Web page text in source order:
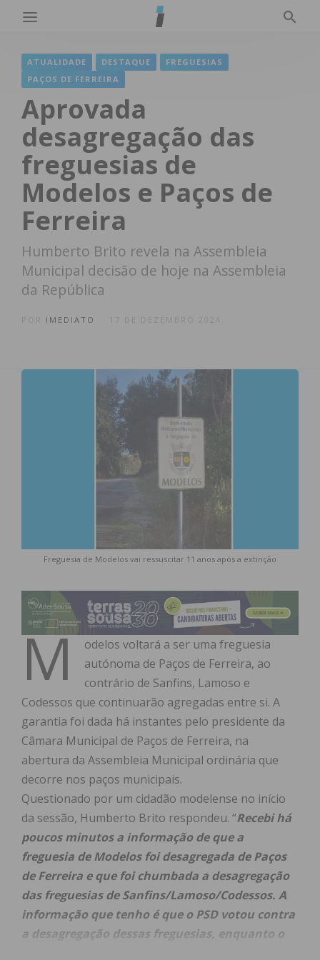
ATUALIDADE DESTAQUE
FREGUESIAS
PAÇOS DE FERREIRA
Aprovada
desagregação das
freguesias de
Modelos e Paços de
Ferreira
Humberto Brito revela na Assembleia
Municipal decisão de hoje na Assembleia
da República
IMEDIATO 17 DE DEZEMBRO 2024
Freguesia de Modelos vai ressuscitar 11 anos após a extinção
M
odelos voltará a ser uma freguesia
autónoma de Paços de Ferreira, ao
contrário de Sanfins, Lamoso e
Codessos que continuarão agregadas entre si. A
garantia foi dada há instantes pelo presidente da
Câmara Municipal de Paços de Ferreira, na
abertura da Assembleia Municipal ordinária que
decorre nos paços municipais.
Questionado por um cidadão modelense no início
da sessão, Humberto Brito respondeu. “Recebi há
poucos minutos a informação de que a
freguesia de Modelos foi desagregada de Paços
de Ferreira e que foi chumbada a desagregação
das freguesias de Sanfins/Lamoso/Codessos. A
informação que tenho é que o PSD votou contra
a desagregação dessas freguesias, enquanto o